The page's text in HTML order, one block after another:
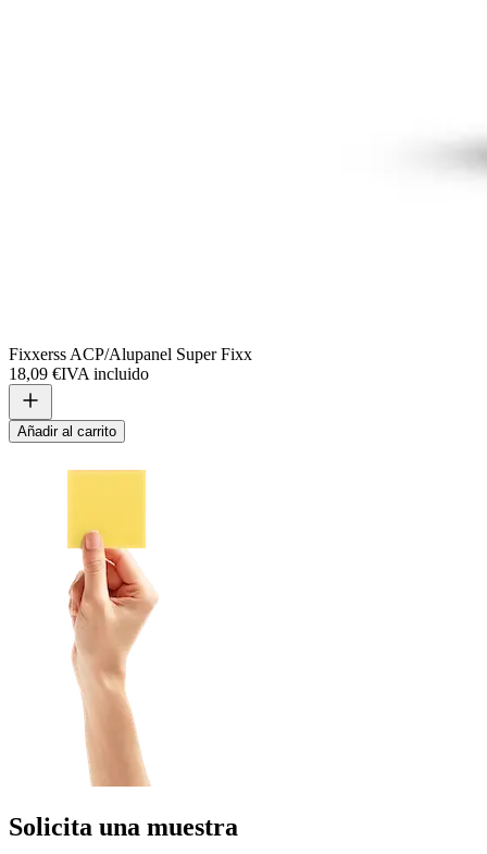
Fixxerss ACP/Alupanel Super Fixx
18,09 €IVA incluido
Añadir al carrito
Solicita una muestra